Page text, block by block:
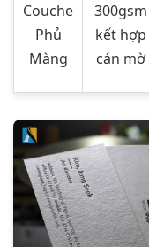
Couche
Phủ
Màng
300gsm
kết hợp
cán mờ